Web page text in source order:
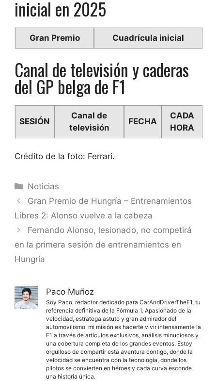
inicial en 2025
Gran Premio Cuadrícula inicial
Canal de televisión y caderas
del GP belga de F1
SESIÓN
Canal de
televisión
FECHA
CADA
HORA
Crédito de la foto: Ferrari.
Categorías
Noticias
Gran Premio de Hungría – Entrenamientos
Libres 2: Alonso vuelve a la cabeza
Fernando Alonso, lesionado, no competirá
en la primera sesión de entrenamientos en
Hungría
Paco Muñoz
Soy Paco, redactor dedicado para CarAndDriverTheF1, tu
referencia definitiva de la Fórmula 1. Apasionado de la
velocidad, estratega astuto y gran admirador del
automovilismo, mi misión es hacerte vivir intensamente la
F1 a través de artículos exclusivos, análisis minuciosos y
una cobertura completa de los grandes eventos. Estoy
orgulloso de compartir esta aventura contigo, donde la
velocidad se encuentra con la tecnología, donde los
pilotos se convierten en héroes y cada curva esconde
una historia única.